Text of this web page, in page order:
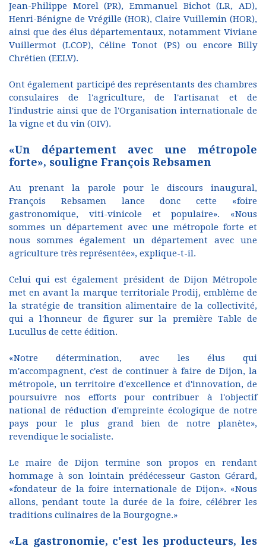
Jean-Philippe Morel (PR), Emmanuel Bichot (LR, AD),
Henri-Bénigne de Vrégille (HOR), Claire Vuillemin (HOR),
ainsi que des élus départementaux, notamment Viviane
Vuillermot (LCOP), Céline Tonot (PS) ou encore Billy
Chrétien (EELV).
Ont également participé des représentants des chambres
consulaires de l'agriculture, de l'artisanat et de
l'industrie ainsi que de l'Organisation internationale de
la vigne et du vin (OIV).
«Un département avec une métropole
forte», souligne François Rebsamen
Au prenant la parole pour le discours inaugural,
François Rebsamen lance donc cette «foire
gastronomique, viti-vinicole et populaire». «Nous
sommes un département avec une métropole forte et
nous sommes également un département avec une
agriculture très représentée», explique-t-il.
Celui qui est également président de Dijon Métropole
met en avant la marque territoriale Prodij, emblème de
la stratégie de transition alimentaire de la collectivité,
qui a l'honneur de figurer sur la première Table de
Lucullus de cette édition.
«Notre détermination, avec les élus qui
m'accompagnent, c'est de continuer à faire de Dijon, la
métropole, un territoire d'excellence et d'innovation, de
poursuivre nos efforts pour contribuer à l'objectif
national de réduction d'empreinte écologique de notre
pays pour le plus grand bien de notre planète»,
revendique le socialiste.
Le maire de Dijon termine son propos en rendant
hommage à son lointain prédécesseur Gaston Gérard,
«fondateur de la foire internationale de Dijon». «Nous
allons, pendant toute la durée de la foire, célébrer les
traditions culinaires de la Bourgogne.»
«La gastronomie, c'est les producteurs, les